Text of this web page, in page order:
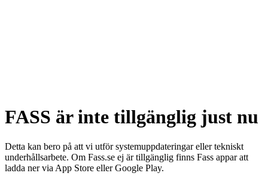
FASS är inte tillgänglig just nu
Detta kan bero på att vi utför systemuppdateringar eller tekniskt
underhållsarbete. Om Fass.se ej är tillgänglig finns Fass appar att
ladda ner via App Store eller Google Play.